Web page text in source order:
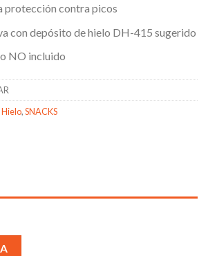
protección contra picos
con depósito de hielo DH-415 sugerido
NO incluido
,SNACKS